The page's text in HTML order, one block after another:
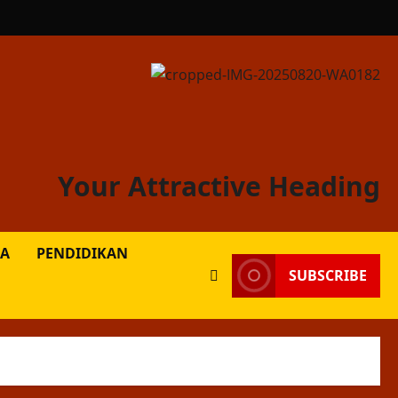
Your Attractive Heading
PENDIDIKAN
SUBSCRIBE